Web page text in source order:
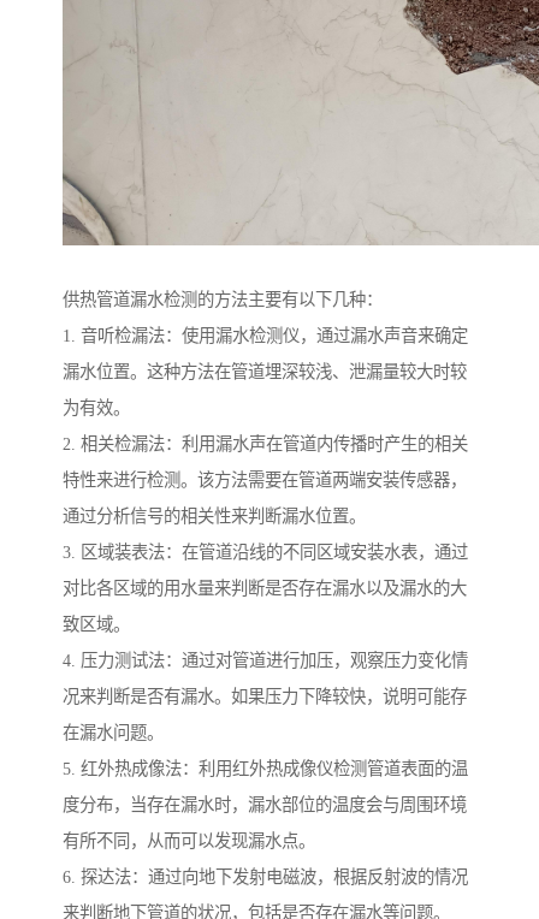
供热管道漏水检测的方法主要有以下几种：
1. 音听检漏法：使用漏水检测仪，通过漏水声音来确定
漏水位置。这种方法在管道埋深较浅、泄漏量较大时较
为有效。
2. 相关检漏法：利用漏水声在管道内传播时产生的相关
特性来进行检测。该方法需要在管道两端安装传感器，
通过分析信号的相关性来判断漏水位置。
3. 区域装表法：在管道沿线的不同区域安装水表，通过
对比各区域的用水量来判断是否存在漏水以及漏水的大
致区域。
4. 压力测试法：通过对管道进行加压，观察压力变化情
况来判断是否有漏水。如果压力下降较快，说明可能存
在漏水问题。
5. 红外热成像法：利用红外热成像仪检测管道表面的温
度分布，当存在漏水时，漏水部位的温度会与周围环境
有所不同，从而可以发现漏水点。
6. 探达法：通过向地下发射电磁波，根据反射波的情况
来判断地下管道的状况，包括是否存在漏水等问题。